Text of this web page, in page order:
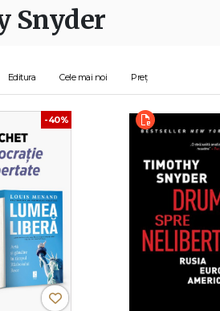
Snyder
Editura Cele mai noi Preț
-40%